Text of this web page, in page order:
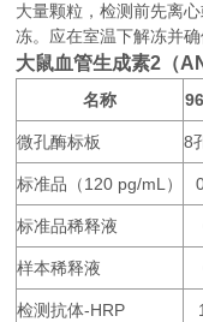
大量颗粒，检测前先离
冻。应在室温下解冻并
大鼠血管生成素2（
名称
微孔酶标板 8
标准品（120 pg/mL ）
标准品稀释液
样本稀释液
检测抗体-HRP